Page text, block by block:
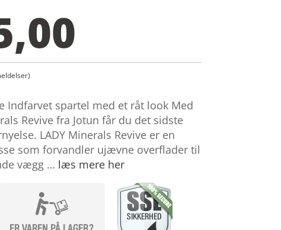
Indfarvet spartel med et råt look Med
Revive fra Jotun får du det sidste
LADY Minerals Revive er en
som forvandler ujævne overflader til
vægg … læs mere her